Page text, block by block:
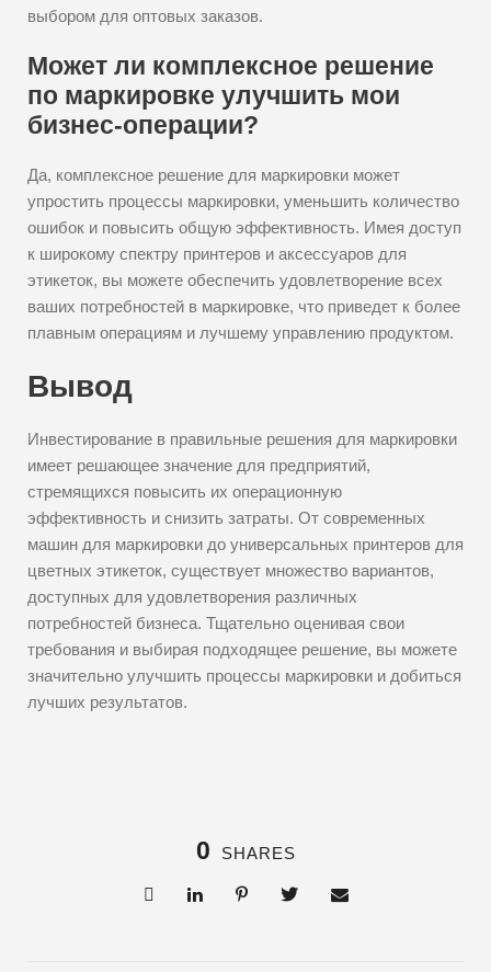
выбором для оптовых заказов.
Может ли комплексное решение
по маркировке улучшить мои
бизнес-операции?
Да, комплексное решение для маркировки может
упростить процессы маркировки, уменьшить количество
ошибок и повысить общую эффективность. Имея доступ
к широкому спектру принтеров и аксессуаров для
этикеток, вы можете обеспечить удовлетворение всех
ваших потребностей в маркировке, что приведет к более
плавным операциям и лучшему управлению продуктом.
Вывод
Инвестирование в правильные решения для маркировки
имеет решающее значение для предприятий,
стремящихся повысить их операционную
эффективность и снизить затраты. От современных
машин для маркировки до универсальных принтеров для
цветных этикеток, существует множество вариантов,
доступных для удовлетворения различных
потребностей бизнеса. Тщательно оценивая свои
требования и выбирая подходящее решение, вы можете
значительно улучшить процессы маркировки и добиться
лучших результатов.
0 SHARES